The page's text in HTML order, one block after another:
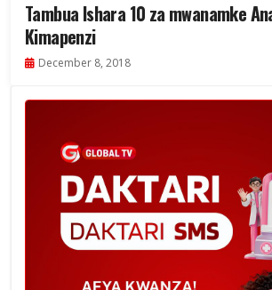
Tambua Ishara 10 za mwanamke
Kimapenzi
December 8, 2018